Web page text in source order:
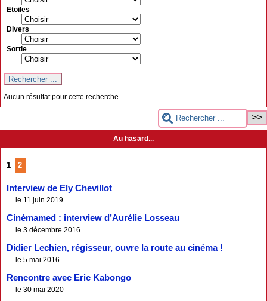
Etoiles
Divers
Sortie
Aucun résultat pour cette recherche
Au hasard...
1 2
Interview de Ely Chevillot
le 11 juin 2019
Cinémamed : interview d’Aurélie Losseau
le 3 décembre 2016
Didier Lechien, régisseur, ouvre la route au cinéma !
le 5 mai 2016
Rencontre avec Eric Kabongo
le 30 mai 2020